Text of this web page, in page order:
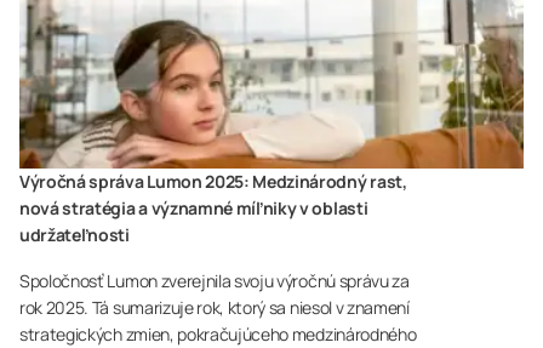
Výročná správa Lumon 2025: Medzinárodný rast,
nová stratégia a významné míľniky v oblasti
udržateľnosti
Spoločnosť Lumon zverejnila svoju výročnú správu za
rok 2025. Tá sumarizuje rok, ktorý sa niesol v znamení
strategických zmien, pokračujúceho medzinárodného